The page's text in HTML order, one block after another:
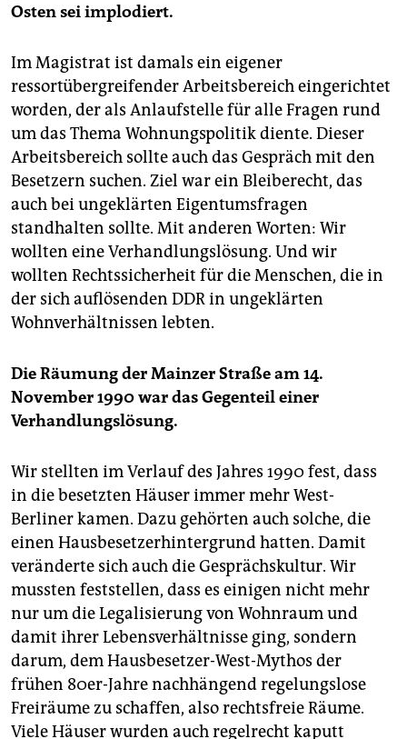
Osten sei implodiert.
Im Magistrat ist damals ein eigener
ressortübergreifender Arbeitsbereich eingerichtet
worden, der als Anlaufstelle für alle Fragen rund
um das Thema Wohnungspolitik diente. Dieser
Arbeitsbereich sollte auch das Gespräch mit den
Besetzern suchen. Ziel war ein Bleiberecht, das
auch bei ungeklärten Eigentumsfragen
standhalten sollte. Mit anderen Worten: Wir
wollten eine Verhandlungslösung. Und wir
wollten Rechtssicherheit für die Menschen, die in
der sich auflösenden DDR in ungeklärten
Wohnverhältnissen lebten.
Die Räumung der Mainzer Straße am 14.
November 1990 war das Gegenteil einer
Verhandlungslösung.
Wir stellten im Verlauf des Jahres 1990 fest, dass
in die besetzten Häuser immer mehr West-
Berliner kamen. Dazu gehörten auch solche, die
einen Hausbesetzerhintergrund hatten. Damit
veränderte sich auch die Gesprächskultur. Wir
mussten feststellen, dass es einigen nicht mehr
nur um die Legalisierung von Wohnraum und
damit ihrer Lebensverhältnisse ging, sondern
darum, dem Hausbesetzer-West-Mythos der
frühen 80er-Jahre nachhängend regelungslose
Freiräume zu schaffen, also rechtsfreie Räume.
Viele Häuser wurden auch regelrecht kaputt